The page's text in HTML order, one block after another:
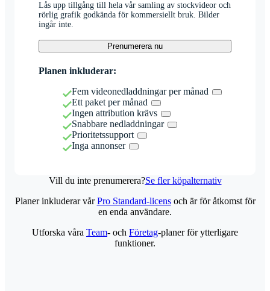
Lås upp tillgång till hela vår samling av stockvideor och
rörlig grafik godkända för kommersiellt bruk. Bilder
ingår inte.
Prenumerera nu
Planen inkluderar:
Fem videonedladdningar per månad
Ett paket per månad
Ingen attribution krävs
Snabbare nedladdningar
Prioritetssupport
Inga annonser
Vill du inte prenumerera?Se fler köpalternativ
Planer inkluderar vårPro Standard-licensoch är för åtkomst för
en enda användare.
Utforska våra Team- och Företag-planer för ytterligare
funktioner.